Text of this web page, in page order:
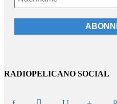
RADIOPELICANO SOCIAL